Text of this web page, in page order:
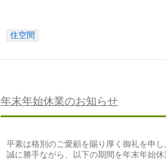
住空間
年末年始休業のお知らせ
平素は格別のご愛顧を賜り厚く御礼を申し
誠に勝手ながら、以下の期間を年末年始休